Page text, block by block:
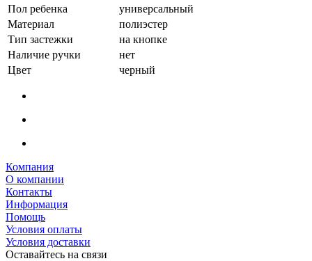
Пол ребенка
универсальный
Материал
полиэстер
Тип застежки
на кнопке
Наличие ручки
нет
Цвет
черный
Компания
О компании
Контакты
Информация
Помощь
Условия оплаты
Условия доставки
Оставайтесь на связи